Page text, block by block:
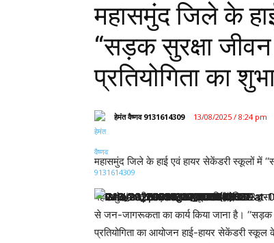
महासमुंद जिले के
‘‘सड़क सुरक्षा जीवन
प्रतियोगिता का
हेमंत वैष्णव 9131614309 13/08/2025 / 8:24 pm
महासमुंद जिले के हाई एवं हायर सेकेंडरी स्कूलों में
महासमुंद/ छत्तीसगढ़ शासन स्कूल शिक्षा विभाग
से जन-जागरूकता का कार्य किया जाना है। ‘‘सड़क
प्रतियोगिता का आयोजन हाई-हायर सेकेंडरी